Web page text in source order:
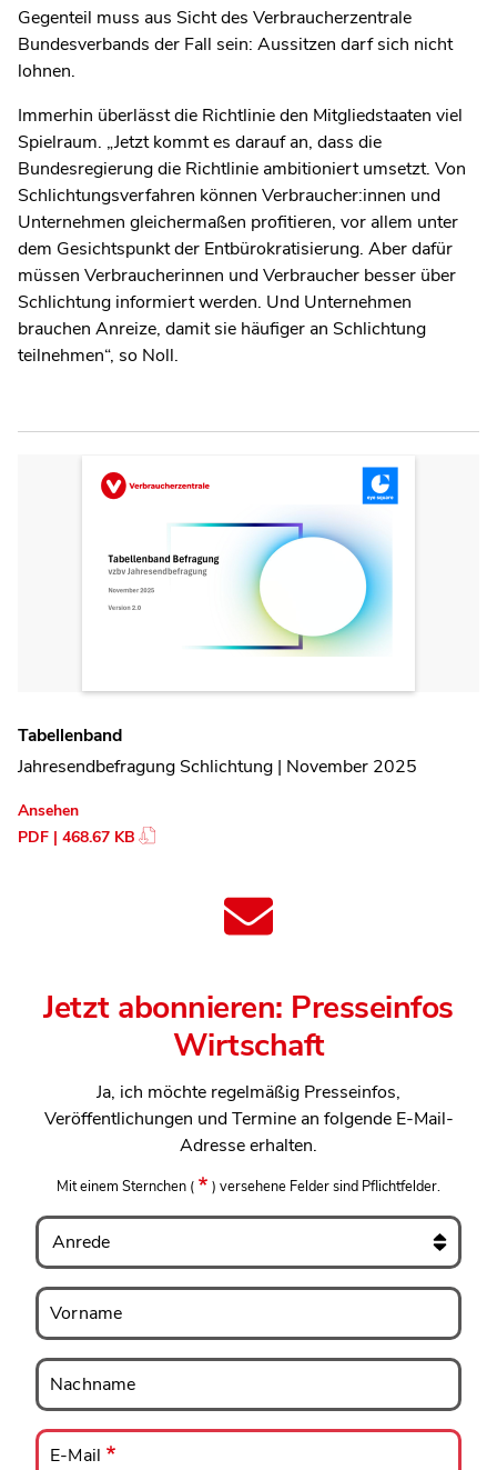
Gegenteil muss aus Sicht des Verbraucherzentrale
Bundesverbands der Fall sein: Aussitzen darf sich nicht
lohnen.
Immerhin überlässt die Richtlinie den Mitgliedstaaten viel
Spielraum. „Jetzt kommt es darauf an, dass die
Bundesregierung die Richtlinie ambitioniert umsetzt. Von
Schlichtungsverfahren können Verbraucher:innen und
Unternehmen gleichermaßen profitieren, vor allem unter
dem Gesichtspunkt der Entbürokratisierung. Aber dafür
müssen Verbraucherinnen und Verbraucher besser über
Schlichtung informiert werden. Und Unternehmen
brauchen Anreize, damit sie häufiger an Schlichtung
teilnehmen“, so Noll.
Tabellenband
Jahresendbefragung Schlichtung | November 2025
Ansehen
PDF | 468.67 KB
Jetzt abonnieren: Presseinfos
Wirtschaft
Ja, ich möchte regelmäßig Presseinfos,
Veröffentlichungen und Termine an folgende E-Mail-
Adresse erhalten.
Mit einem Sternchen ( ) versehene Felder sind Pflichtfelder.
Anrede
Vorname
Vorname
Nachname
Nachname
E-
Mail
E-Mail